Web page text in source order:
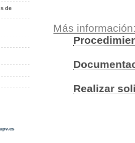
de
Más
Realizar